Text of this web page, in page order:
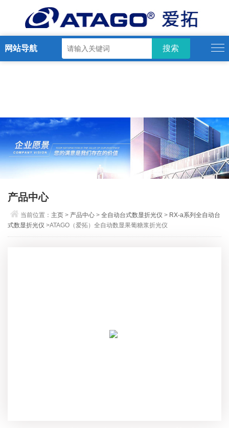
网站导航
产品中心
当前位置： 主页 > 产品中心 >全自动台式数显折光仪 > RX-a系列全自动台
式数显折光仪 >ATAGO（爱拓）全自动数显果葡糖浆折光仪